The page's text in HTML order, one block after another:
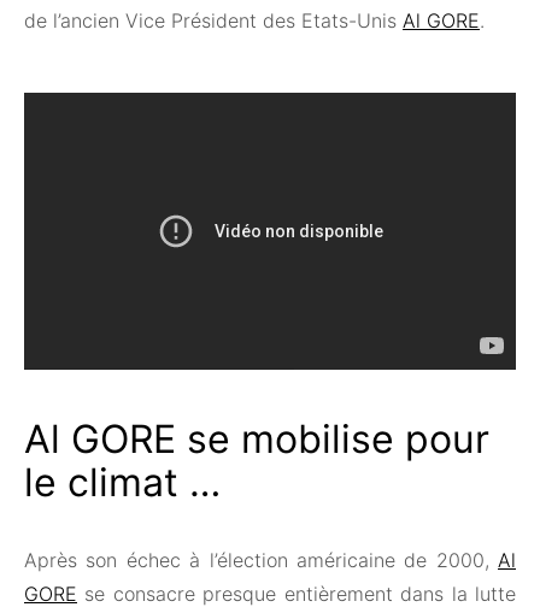
de l’ancien Vice Président des Etats-Unis Al GORE.
Al GORE se mobilise pour
le climat …
Après son échec à l’élection américaine de 2000, Al
GORE se consacre presque entièrement dans la lutte